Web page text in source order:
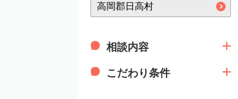
相談内容
こだわり条件